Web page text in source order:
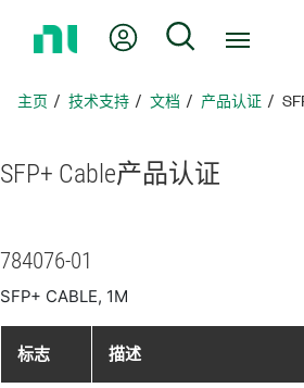
页
我的账户 搜索
主页 技术支持 文档 产品认证
SFP+ Cable产品认证
784076-01
SFP+ CABLE, 1M
标志 描述